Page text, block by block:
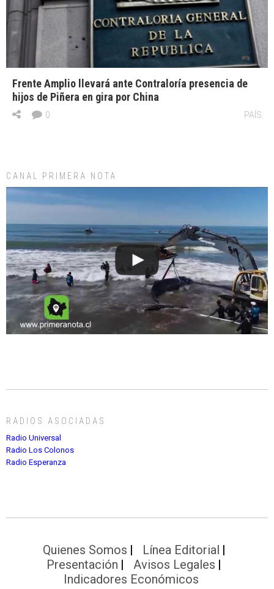
Frente Amplio llevará ante Contraloría presencia de
hijos de Piñera en gira por China
PAÍS
0
CANAL PRIMERA NOTA
RADIOS ASOCIADAS
Radio Universal
Radio Los Colonos
Radio Esperanza
Quienes Somos
Línea Editorial
Presentación
Avisos Legales
Indicadores Económicos